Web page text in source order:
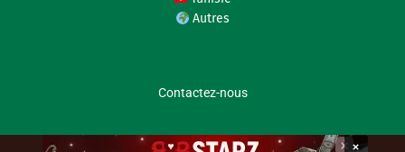
Autres
Contactez-nous
coupedafriquedesnations.com © 2026 ×